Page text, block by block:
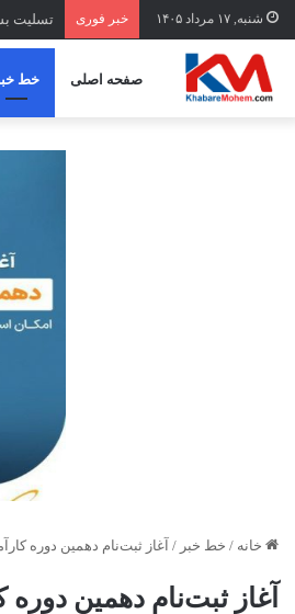
شنبه, ۱۷ مرداد ۱۴۰۵ خبر فوری تسلیت
صفحه اصلی خط
خانه / خط خبر / آغاز ثبت‌نام دهمین دوره
آغاز ثبت‌نام دهمین